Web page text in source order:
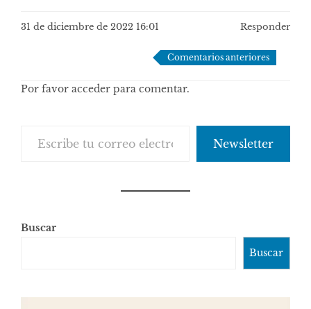
31 de diciembre de 2022 16:01 Responder
comentarios
Comentarios anteriores
Por favor acceder para comentar.
Newsletter
Buscar
Buscar